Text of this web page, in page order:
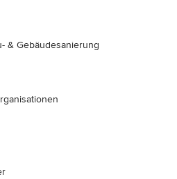
& Gebäudesanierung